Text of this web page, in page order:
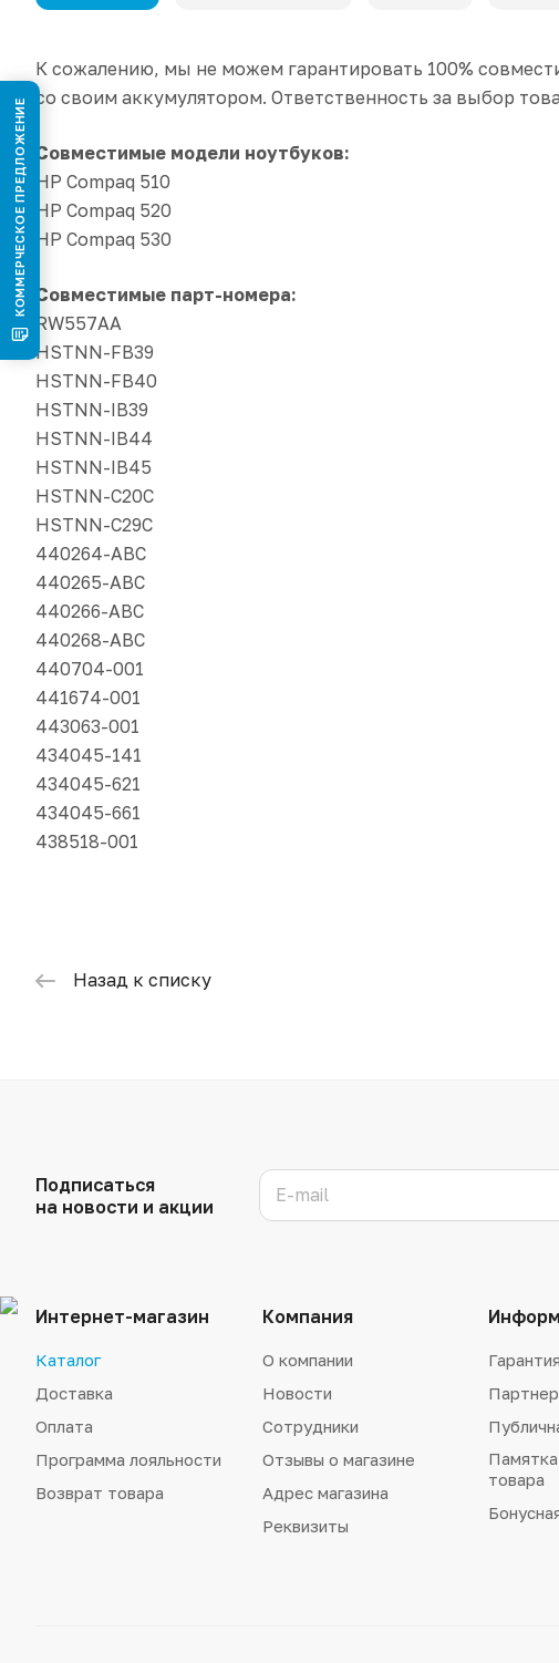
К сожалению, мы не можем гарантировать 100%
со своим аккумулятором. Ответственность за выбор
Совместимые модели ноутбуков:
HP Compaq 510
HP Compaq 520
HP Compaq 530
Совместимые парт-номера:
RW557AA
HSTNN-FB39
HSTNN-FB40
HSTNN-IB39
HSTNN-IB44
HSTNN-IB45
HSTNN-C20C
HSTNN-C29C
440264-ABC
440265-ABC
440266-ABC
440268-ABC
440704-001
441674-001
443063-001
434045-141
434045-621
434045-661
438518-001
Назад к списку
Подписаться
на новости и акции
Интернет-магазин
Каталог
Доставка
Оплата
Программа лояльности
Возврат товара
Компания
О компании
Новости
Сотрудники
Отзывы о магазине
Адрес магазина
Реквизиты
товара
КОММЕРЧЕСКОЕ ПРЕДЛОЖЕНИЕ